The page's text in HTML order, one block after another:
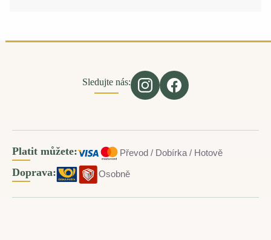
Sledujte nás:
Platit můžete: Převod / Dobírka / Hotově
Doprava: Osobně